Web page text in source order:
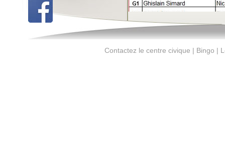
Contactez le centre civique | Bingo |